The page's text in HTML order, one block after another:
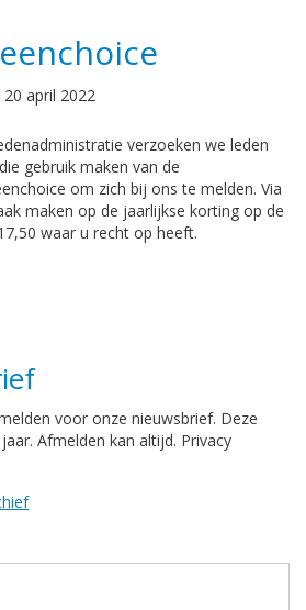
20 april 2022
verzoeken we leden
gebruik maken van de
om zich bij ons te melden. Via
maken op de jaarlijkse korting op de
waar u recht op heeft.
voor onze nieuwsbrief. Deze
Afmelden kan altijd. Privacy